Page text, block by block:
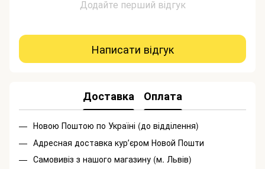
Додайте перший відгук
Написати відгук
Доставка Оплата
Новою Поштою по Україні (до відділення)
Адресная доставка курʼєром Новой Пошти
Самовивіз з нашого магазину (м. Львів)